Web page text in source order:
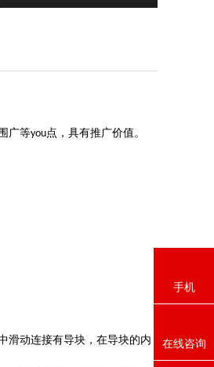
等you点，具有推广价值。
滑动连接有导块，在导块的内
手机
在线咨询